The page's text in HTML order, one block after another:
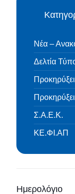
Νέα –
Δελτία
Σ.Α.Ε.Κ.
ΚΕ.ΦΙ.ΑΠ
Ημερολόγιο